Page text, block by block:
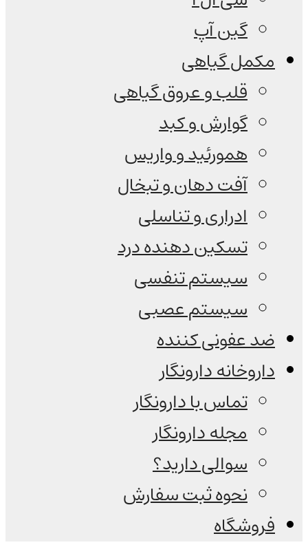
گین آپ
مکمل گیاهی
قلب و عروق گیاهی
گوارش و کبد
همورئید و واریس
آفت دهان و تبخال
ادراری و تناسلی
تسکین دهنده درد
سیستم تنفسی
سیستم عصبی
ضد عفونی کننده
داروخانه دارونگار
تماس با دارونگار
مجله دارونگار
سوالی دارید؟
نحوه ثبت سفارش
فروشگاه